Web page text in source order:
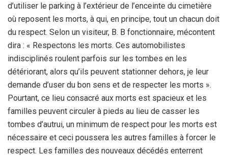
d’utiliser le parking à l’extérieur de l’enceinte du cimetière
où reposent les morts, à qui, en principe, tout un chacun doit
du respect. Selon un visiteur, B. B fonctionnaire, mécontent
dira : « Respectons les morts. Ces automobilistes
indisciplinés roulent parfois sur les tombes en les
détériorant, alors qu’ils peuvent stationner dehors, je leur
demande d’user du bon sens et de respecter les morts ».
Pourtant, ce lieu consacré aux morts est spacieux et les
familles peuvent circuler à pieds au lieu de casser les
tombes d’autrui, un minimum de respect pour les morts est
nécessaire et ceci poussera les autres familles à forcer le
respect. Les familles des nouveaux décédés enterrent